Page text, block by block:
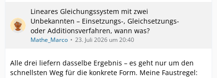
Lineares Gleichungssystem mit zwei
Unbekannten – Einsetzungs-, Gleichsetzungs-
oder Additionsverfahren, wann was?
Mathe_Marco 23. Juli 2026 um 20:40
Alle drei liefern dasselbe Ergebnis – es geht nur um den
schnellsten Weg für die konkrete Form. Meine Faustregel: